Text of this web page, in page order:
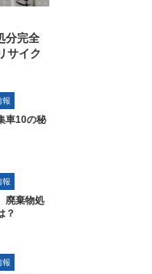
分完全
サイク
報
車10の秘
報
廃棄物処
？
報